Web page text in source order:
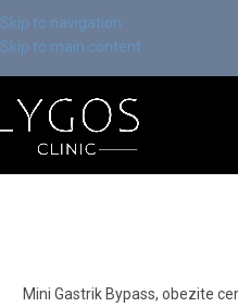
Skip to navigation
Skip to main content
Mini Gastrik Bypass, obezite